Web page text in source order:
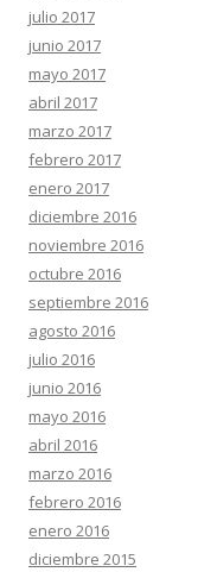
julio 2017
junio 2017
mayo 2017
abril 2017
marzo 2017
febrero 2017
enero 2017
diciembre 2016
noviembre 2016
octubre 2016
septiembre 2016
agosto 2016
julio 2016
junio 2016
mayo 2016
abril 2016
marzo 2016
febrero 2016
enero 2016
diciembre 2015